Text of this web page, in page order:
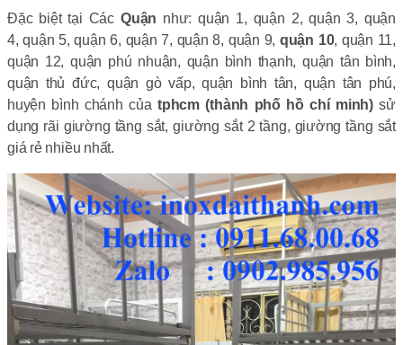
Đặc biệt tại Các Quận như: quận 1, quận 2, quận 3, quận
4, quận 5, quận 6, quận 7, quận 8, quận 9, quận 10, quận 11,
quận 12, quận phú nhuận, quận bình thạnh, quận tân bình,
quận thủ đức, quận gò vấp, quận bình tân, quận tân phú,
huyện bình chánh củatphcm (thành phố hồ chí minh) sử
dụng rãi giường tầng sắt, giường sắt 2 tầng, giường tầng sắt
giá rẻ nhiều nhất.